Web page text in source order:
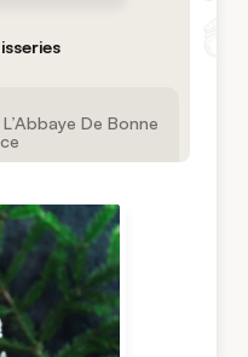
De Bonne